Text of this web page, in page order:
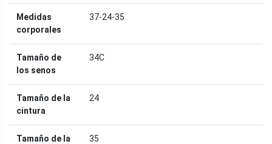
Medidas
corporales
37-24-35
Tamaño de
los senos
34C
Tamaño de la
cintura
24
Tamaño de la
35